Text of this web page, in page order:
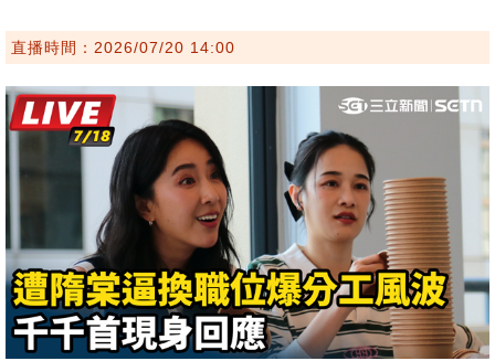
直播時間：2026/07/20 14:00